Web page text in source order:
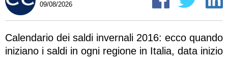
09/08/2026
Calendario dei saldi invernali 2016: ecco quando
iniziano i saldi in ogni regione in Italia, data inizio